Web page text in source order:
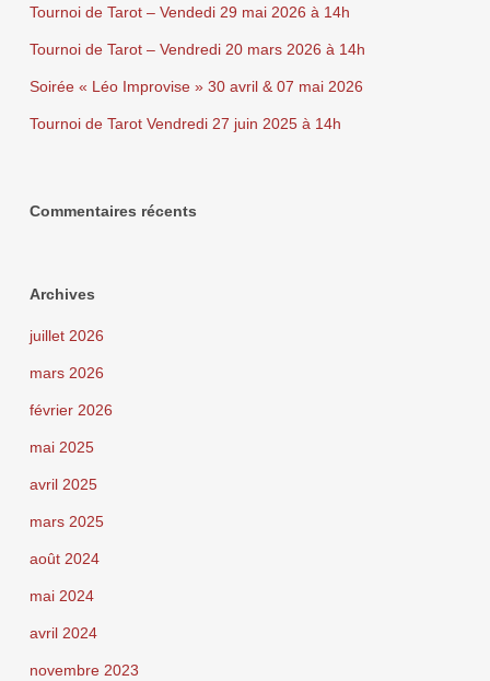
Tournoi de Tarot – Vendedi 29 mai 2026 à 14h
Tournoi de Tarot – Vendredi 20 mars 2026 à 14h
Soirée « Léo Improvise » 30 avril & 07 mai 2026
Tournoi de Tarot Vendredi 27 juin 2025 à 14h
Commentaires récents
Archives
juillet 2026
mars 2026
février 2026
mai 2025
avril 2025
mars 2025
août 2024
mai 2024
avril 2024
novembre 2023